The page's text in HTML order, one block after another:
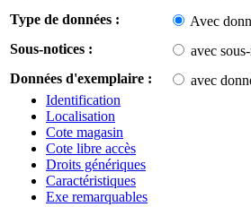
Type de données :
Avec
Sous-notices :
avec
Données d'exemplaire :
avec
Identification
Localisation
Cote magasin
Cote libre accès
Droits génériques
Caractéristiques
Exe remarquables